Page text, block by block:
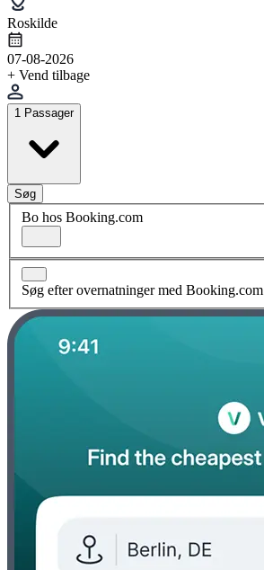
Roskilde
07-08-2026
+ Vend tilbage
1 Passager
Søg
Bo hos Booking.com
Søg efter overnatninger med Booking.com